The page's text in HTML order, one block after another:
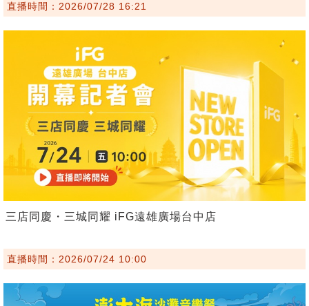
直播時間：2026/07/28 16:21
三店同慶・三城同耀 iFG遠雄廣場台中店
直播時間：2026/07/24 10:00